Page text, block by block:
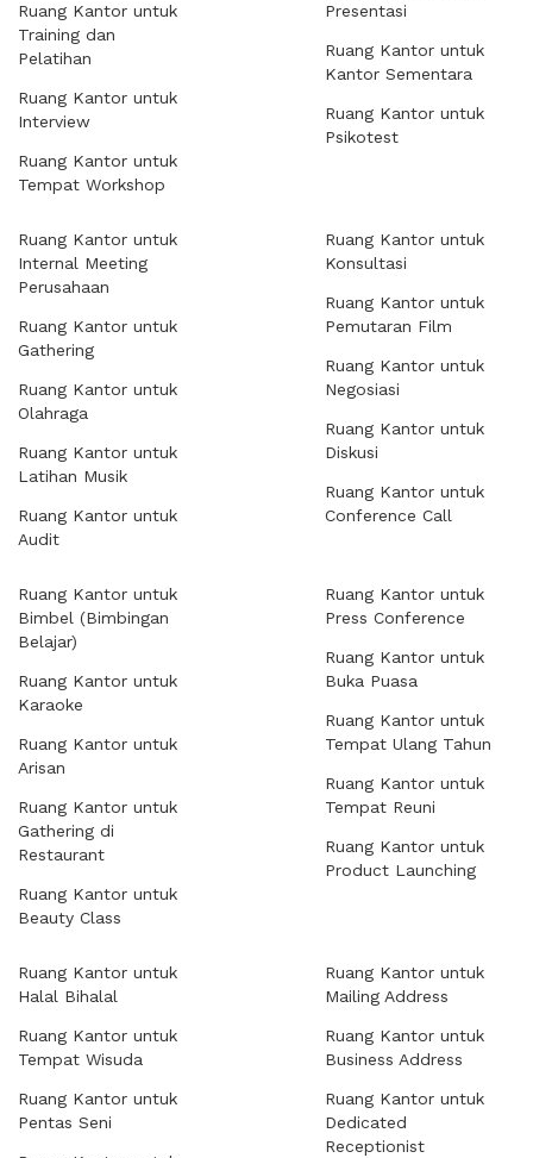
Ruang Kantor untuk
Training dan
Pelatihan
Ruang Kantor untuk
Interview
Ruang Kantor untuk
Tempat Workshop
Presentasi
Ruang Kantor untuk
Kantor Sementara
Ruang Kantor untuk
Psikotest
Ruang Kantor untuk
Internal Meeting
Perusahaan
Ruang Kantor untuk
Gathering
Ruang Kantor untuk
Olahraga
Ruang Kantor untuk
Latihan Musik
Ruang Kantor untuk
Audit
Ruang Kantor untuk
Konsultasi
Ruang Kantor untuk
Pemutaran Film
Ruang Kantor untuk
Negosiasi
Ruang Kantor untuk
Diskusi
Ruang Kantor untuk
Conference Call
Ruang Kantor untuk
Bimbel (Bimbingan
Belajar)
Ruang Kantor untuk
Karaoke
Ruang Kantor untuk
Arisan
Ruang Kantor untuk
Gathering di
Restaurant
Ruang Kantor untuk
Beauty Class
Ruang Kantor untuk
Press Conference
Ruang Kantor untuk
Buka Puasa
Ruang Kantor untuk
Tempat Ulang Tahun
Ruang Kantor untuk
Tempat Reuni
Ruang Kantor untuk
Product Launching
Ruang Kantor untuk
Halal Bihalal
Ruang Kantor untuk
Tempat Wisuda
Ruang Kantor untuk
Pentas Seni
Ruang Kantor untuk
Mailing Address
Ruang Kantor untuk
Business Address
Ruang Kantor untuk
Dedicated
Receptionist